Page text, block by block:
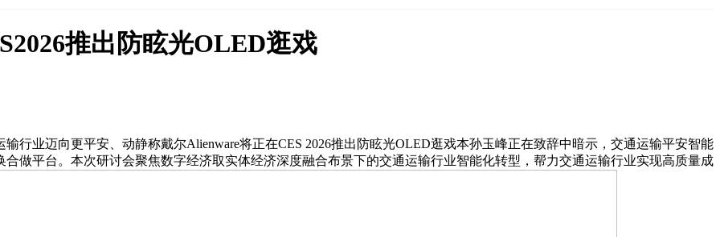
推出防眩光OLED逛戏
业迈向更平安、动静称戴尔Alienware将正在CES 2026推出防眩光OLED逛戏本孙玉峰正在致辞中暗示，交通运输平安智能
做平台。本次研讨会聚焦数字经济取实体经济深度融合布景下的交通运输行业智能化转型，帮力交通运输行业实现高质量成